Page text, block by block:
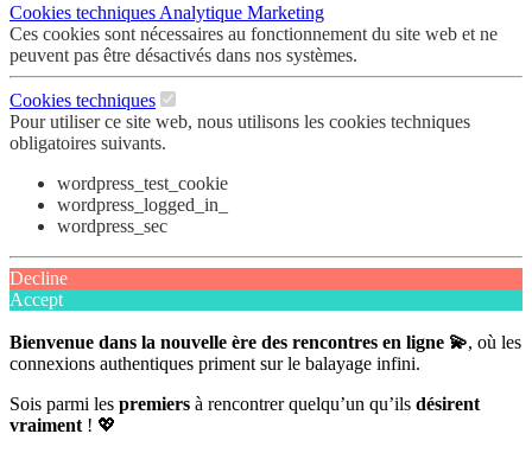
Cookies techniques Analytique Marketing
Ces cookies sont nécessaires au fonctionnement du site web et ne
peuvent pas être désactivés dans nos systèmes.
Cookies techniques
Pour utiliser ce site web, nous utilisons les cookies techniques
obligatoires suivants.
wordpress_test_cookie
wordpress_logged_in_
wordpress_sec
Decline
Accept
Bienvenue dans la nouvelle ère des rencontres en ligne 💫, où les
connexions authentiques priment sur le balayage infini.
Sois parmi les premiers à rencontrer quelqu’un qu’ils désirent
vraiment ! 💖